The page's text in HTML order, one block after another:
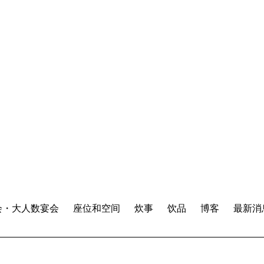
大人数宴会 座位和空间 炊事 饮品 博客 最新消